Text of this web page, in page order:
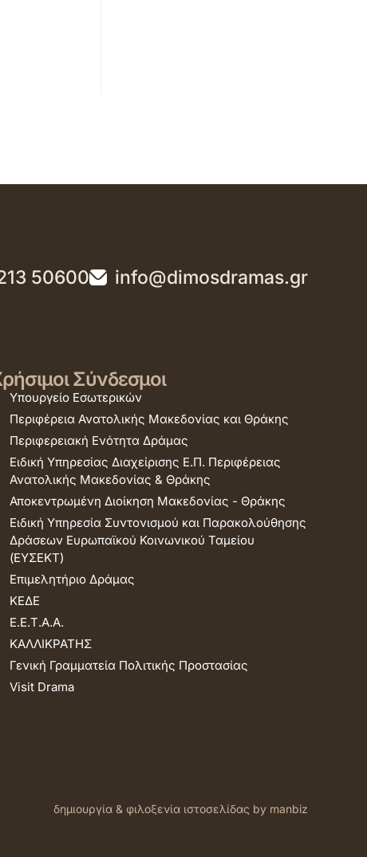
50600 info@dimosdramas.gr
Σύνδεσμοι
Υπουργείο Εσωτερικών
Περιφέρεια Ανατολικής Μακεδονίας και Θράκης
Περιφερειακή Ενότητα Δράμας
Ειδική Υπηρεσίας Διαχείρισης Ε.Π. Περιφέρειας
Ανατολικής Μακεδονίας & Θράκης
Αποκεντρωμένη Διοίκηση Μακεδονίας - Θράκης
Ειδική Υπηρεσία Συντονισμού και Παρακολούθησης
Δράσεων Ευρωπαϊκού Κοινωνικού Ταμείου
(ΕΥΣΕΚΤ)
Επιμελητήριο Δράμας
ΚΕΔΕ
Ε.Ε.Τ.Α.Α.
ΚΑΛΛΙΚΡΑΤΗΣ
Γενική Γραμματεία Πολιτικής Προστασίας
Visit Drama
δημιουργία & φιλοξενία ιστοσελίδας by manbiz